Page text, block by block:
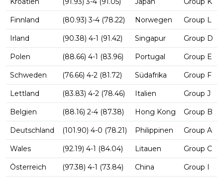
Finnland (80.93) 3-4 (78.22) Norwegen Group L
Irland (90.38) 4-1 (91.42) Singapur Group D
Polen (88.66) 4-1 (83.96) Portugal Group E
Schweden (76.66) 4-2 (81.72) Südafrika Group F
Lettland (83.83) 4-2 (78.46) Italien Group J
Belgien (88.16) 2-4 (87.38) Hong Kong Group B
Deutschland (101.90) 4-0 (78.21) Philippinen Group A
Wales (92.19) 4-1 (84.04) Litauen Group C
Österreich (97.38) 4-1 (73.84) China Group I